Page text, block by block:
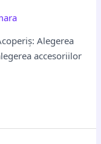
Alegerea
accesoriilor